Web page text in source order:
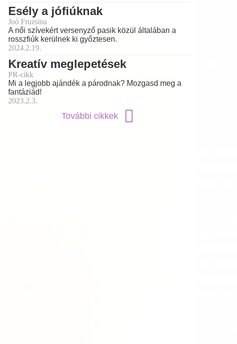
Esély a jófiúknak
Joó Fruzsina
A női szívekért versenyző pasik közül általában a
rosszfiúk kerülnek ki győztesen.
2024.2.19.
Kreatív meglepetések
PR-cikk
Mi a legjobb ajándék a párodnak? Mozgasd meg a
fantáziád!
2023.2.3.
További cikkek